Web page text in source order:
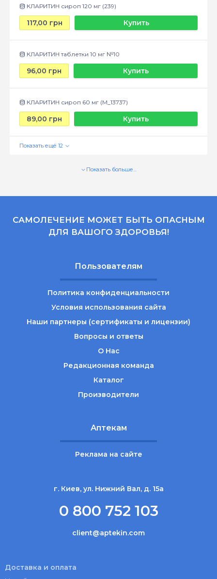
КЛАРИТИН сироп 120 мг (239)
117,00 грн Купить
КЛАРИТИН таблетки 10 мг №10
96,00 грн Купить
КЛАРИТИН сироп 60 мг (М_13737)
89,00 грн Купить
Показать больше…
САМОЛЕЧЕНИЕ МОЖЕТ БЫТЬ ОПАСНЫМ
ДЛЯ ВАШОГО ЗДОРОВЬЯ!
Пользователям
Политика конфиденциальности
Условия использования сайта
Наши партнеры (сертификаты и лицензии)
Вопросы и ответы
О Нас
Редакционная команда
Каталог
Производители
Аптекам
Реклама на сайте
г. Киев, ул. Нижний Вал, д. 15а
0 800 752 103
client@aptekin.com
Доставка и оплата